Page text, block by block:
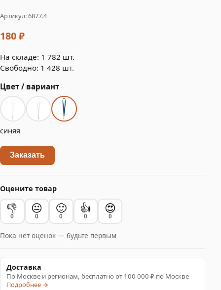
Артикул: 6877.4
180 ₽
На складе: 1 782 шт.
Свободно: 1 428 шт.
Цвет / вариант
синяя
Заказать
Оцените товар
👎
0
😐
0
🙂
0
👍
0
😍
0
Пока нет оценок — будьте первым
Доставка
По Москве и регионам, бесплатно от 100 000 ₽ по Москве
Подробнее →